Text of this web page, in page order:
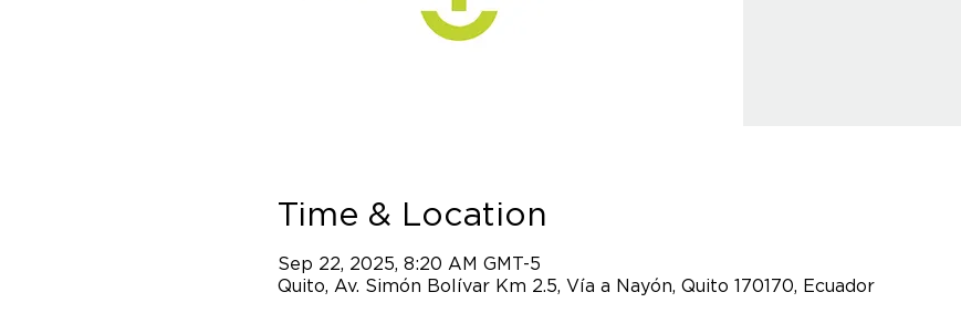
Time & Location
Sep 22, 2025, 8:20 AM GMT-5
Quito, Av. Simón Bolívar Km 2.5, Vía a Nayón, Quito 170170, Ecuador